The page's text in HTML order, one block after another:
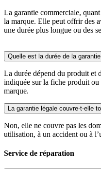
La garantie commerciale,
la marque. Elle peut offrir des
une durée plus longue ou des
Quelle est la durée de la
La durée dépend du produit et
indiquée sur la fiche produit ou
marque.
La garantie légale couvre-t-elle
Non, elle ne couvre pas les
utilisation, à un accident ou à
Service de réparation